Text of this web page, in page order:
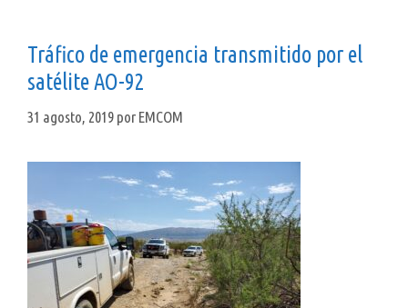
Tráfico de emergencia transmitido por el
satélite AO-92
31 agosto, 2019 por EMCOM